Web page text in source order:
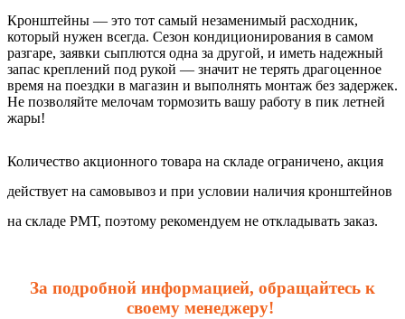
Кронштейны — это тот самый незаменимый расходник,
который нужен всегда. Сезон кондиционирования в самом
разгаре, заявки сыплются одна за другой, и иметь надежный
запас креплений под рукой — значит не терять драгоценное
время на поездки в магазин и выполнять монтаж без задержек.
Не позволяйте мелочам тормозить вашу работу в пик летней
жары!
Количество акционного товара на складе ограничено, акция
действует на самовывоз и при условии наличия кронштейнов
на складе РМТ, поэтому рекомендуем не откладывать заказ.
За подробной информацией, обращайтесь к
своему менеджеру!